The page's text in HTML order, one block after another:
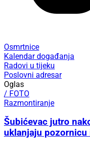
Osmrtnice
Kalendar događanja
Radovi u tijeku
Poslovni adresar
Oglas
/ FOTO
Razmontiranje
Šubićevac jutro
uklanjaju pozornicu